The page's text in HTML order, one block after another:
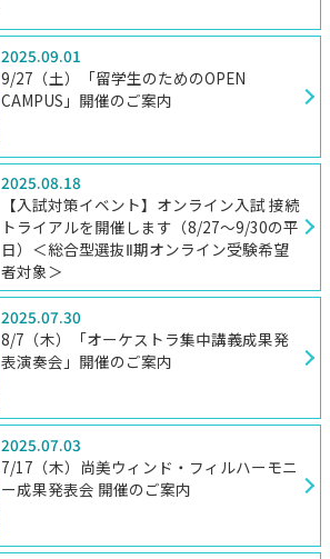
2025.09.01
9/27（土）「留学生のためのOPEN
CAMPUS」開催のご案内
2025.08.18
【入試対策イベント】オンライン入試 接続
トライアルを開催します（8/27～9/30の平
日）＜総合型選抜Ⅱ期オンライン受験希望
者対象＞
2025.07.30
8/7（木）「オーケストラ集中講義成果発
表演奏会」開催のご案内
2025.07.03
7/17（木）尚美ウィンド・フィルハーモニ
ー成果発表会 開催のご案内